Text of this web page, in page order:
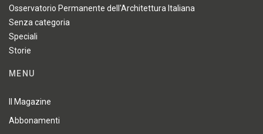
Osservatorio Permanente dell'Architettura Italiana
Senza categoria
Speciali
Storie
MENU
Il Magazine
Abbonamenti